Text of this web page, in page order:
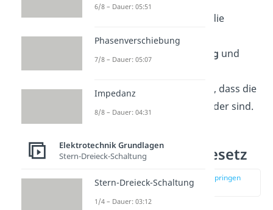
Das sind Felder, in denen die
Richtung der elektrischen
Feldstärke
ortsunabhängig und
ausgedrückt bedeutet das, dass die
Feldlinien
zueinander sind.
Coulombsches Gesetz
zur Stelle im Video springen
(04:44)
6/8 – Dauer: 05:51
Phasenverschiebung
7/8 – Dauer: 05:07
Impedanz
8/8 – Dauer: 04:31
Elektrotechnik Grundlagen
Stern-Dreieck-Schaltung
Stern-Dreieck-Schaltung
1/4 – Dauer: 03:12